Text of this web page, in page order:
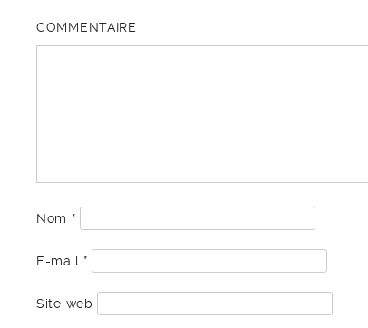
COMMENTAIRE
Nom *
E-mail *
Site web